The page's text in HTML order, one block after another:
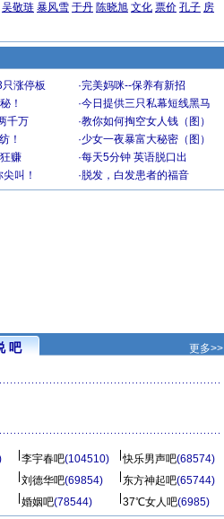
吴敬琏 暴风雪 于丹 陈晓旭 文化 票价 孔子 房
涨停板 ·完美妈咪--保养有新招
！ ·今日提供三只私幕短线黑马
千万 ·教你如何掏空女人钱（图）
！ ·少女一夜暴富大秘密（图）
赚 ·每天5分钟 英语脱口出
叫！ · 脱发，白发患者的福音
吧 更多>>
李宇春吧(104510) 快乐男声吧(68574)
刘德华吧(69854) 东方神起吧(65744)
婚姻吧(78544) 37℃女人吧(6985)